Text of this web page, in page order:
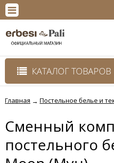
КАТАЛОГ ТОВАРОВ
Главная → Постельное белье и
Сменный
постельного